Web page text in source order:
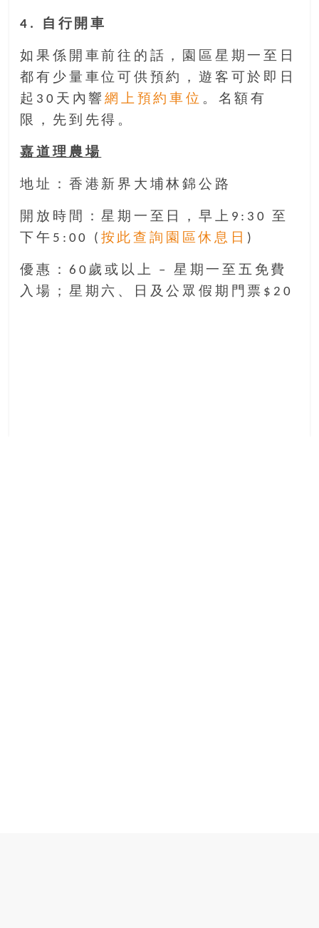
4. 自行開車
如果係開車前往的話，園區星期一至日
都有少量車位可供預約，遊客可於即日
起30天內響網上預約車位 。名額有
限，先到先得。
嘉道理農場
地址：香港新界大埔林錦公路
開放時間：星期一至日，早上9:30 至
下午5:00 ( 按此查詢園區休息日 )
優惠：60歲或以上 – 星期一至五免費
入場；星期六、日及公眾假期門票$20